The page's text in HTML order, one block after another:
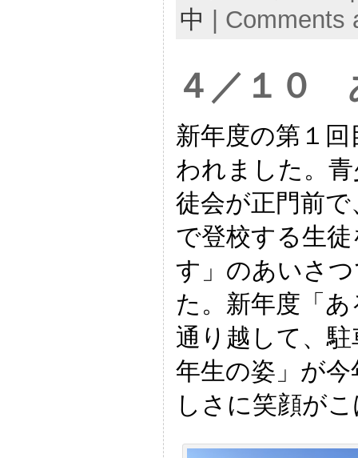
中 | Comments
４／１０
新年度の第１
われました。
徒会が正門前
で登校する生
す」のあいさ
た。新年度「
通り越して、
年生の姿」が
しさに笑顔が